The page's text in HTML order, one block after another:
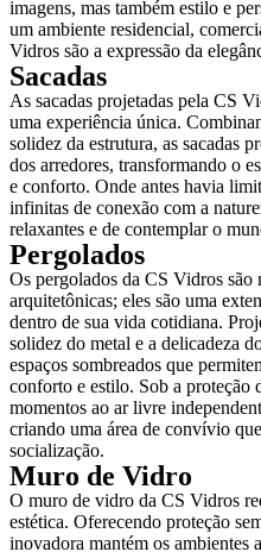
imagens, mas também estilo e
um ambiente residencial,
Vidros são a expressão da
Sacadas
As sacadas projetadas pela CS
uma experiência única.
solidez da estrutura, as sacadas
dos arredores, transformando o
e conforto. Onde antes havia
infinitas de conexão com a
relaxantes e de contemplar o
Pergolados
Os pergolados da CS Vidros são
arquitetônicas; eles são uma
dentro de sua vida cotidiana.
solidez do metal e a delicadeza
espaços sombreados que
conforto e estilo. Sob a
momentos ao ar livre
criando uma área de convívio
socialização.
Muro de Vidro
O muro de vidro da CS Vidros
estética. Oferecendo proteção
inovadora mantém os ambientes